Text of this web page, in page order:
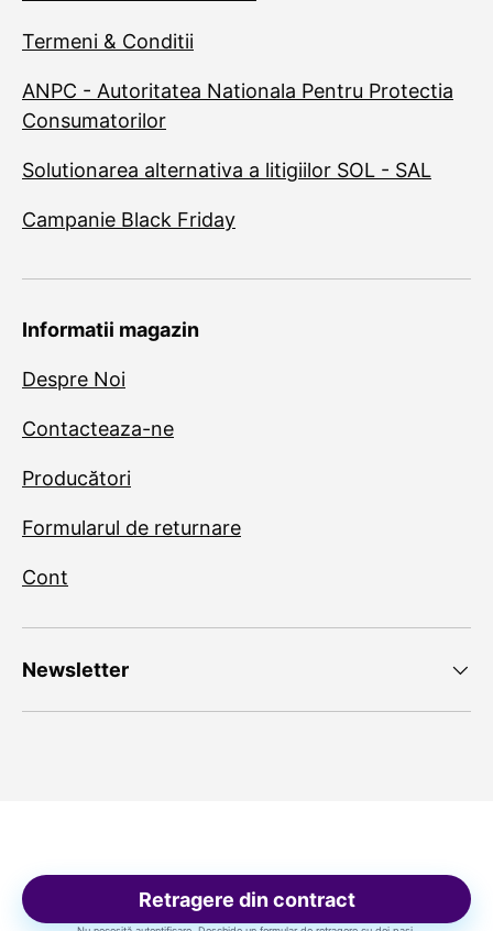
Termeni & Conditii
ANPC - Autoritatea Nationala Pentru Protectia
Consumatorilor
Solutionarea alternativa a litigiilor SOL - SAL
Campanie Black Friday
Informatii magazin
Despre Noi
Contacteaza-ne
Producători
Formularul de returnare
Cont
Newsletter
Retragere din contract